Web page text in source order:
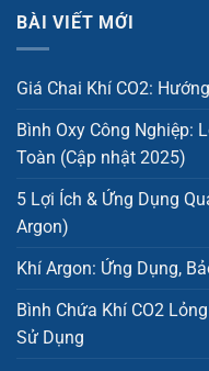
BÀI VIẾT MỚI
Giá Chai Khí CO2:
Bình Oxy Công Nghiệp:
Toàn (Cập nhật 2025)
5 Lợi Ích & Ứng Dụng
Argon)
Khí Argon: Ứng Dụng,
Bình Chứa Khí CO2
Sử Dụng